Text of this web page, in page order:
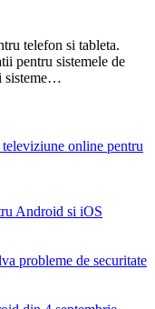
telefon si tableta.
pentru sistemele de
sisteme…
online pentru
Android si iOS
probleme de securitate